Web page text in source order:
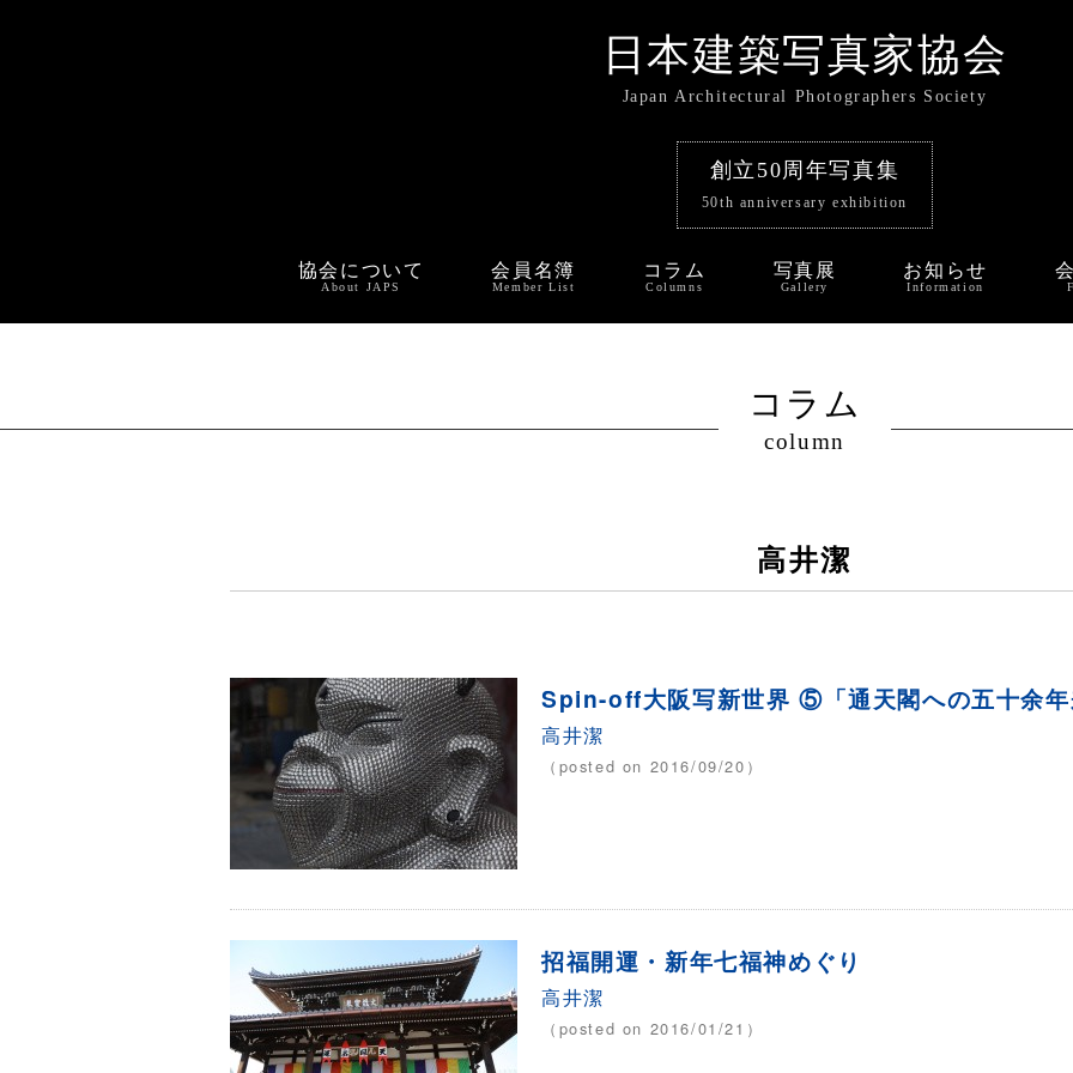
日本建築写真家協会
Japan Architectural Photographers Society
創立50周年写真集
50th anniversary exhibition
協会について
About JAPS
会員名簿
Member List
コラム
Columns
写真展
Gallery
お知らせ
Information
コラム
column
高井潔
Spin-off大阪写新世界 ⑤「通天閣への五十余年
高井潔
（posted on 2016/09/20）
招福開運・新年七福神めぐり
高井潔
（posted on 2016/01/21）